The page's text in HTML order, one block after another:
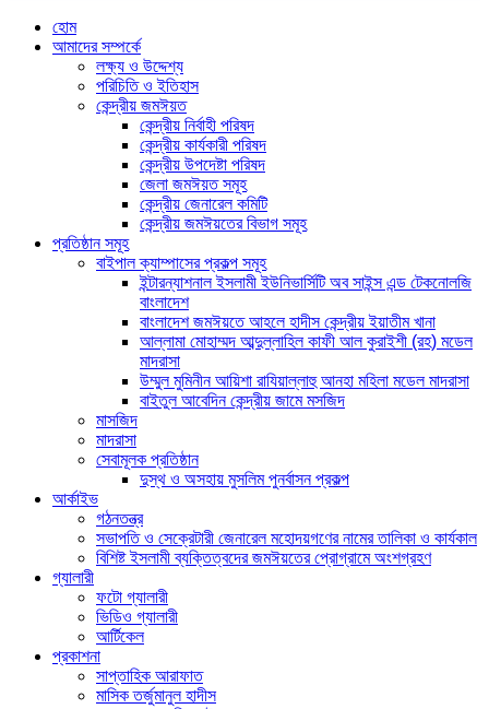
হোম
আমাদের সম্পর্কে
লক্ষ্য ও উদ্দেশ্য
পরিচিতি ও ইতিহাস
কেন্দ্রীয় জমঈয়ত
কেন্দ্রীয় নির্বাহী পরিষদ
কেন্দ্রীয় কার্যকারী পরিষদ
কেন্দ্রীয় উপদেষ্টা পরিষদ
জেলা জমঈয়ত সমূহ
কেন্দ্রীয় জেনারেল কমিটি
কেন্দ্রীয় জমঈয়তের বিভাগ সমূহ
প্রতিষ্ঠান সমূহ
বাইপাল ক্যাম্পাসের প্রকল্প সমূহ
ইন্টারন্যাশনাল ইসলামী ইউনিভার্সিটি অব সাইন্স এন্ড টেকনোলজি
বাংলাদেশ
বাংলাদেশ জমঈয়তে আহলে হাদীস কেন্দ্রীয় ইয়াতীম খানা
আল্লামা মোহাম্মদ আব্দুল্লাহিল কাফী আল কুরাইশী (রহ) মডেল
মাদরাসা
উম্মুল মুমিনীন আয়িশা রাযিয়াল্লাহু আনহা মহিলা মডেল মাদরাসা
বাইতুল আবেদিন কেন্দ্রীয় জামে মসজিদ
মাসজিদ
মাদরাসা
সেবামূলক প্রতিষ্ঠান
দুস্থ ও অসহায় মুসলিম পুনর্বাসন প্রকল্প
আর্কাইভ
গঠনতন্ত্র
সভাপতি ও সেক্রেটারী জেনারেল মহোদয়গণের নামের তালিকা ও কার্যকাল
বিশিষ্ট ইসলামী ব্যক্তিত্বদের জমঈয়তের প্রোগ্রামে অংশগ্রহণ
গ্যালারী
ফটো গ্যালারী
ভিডিও গ্যালারী
আর্টিকেল
প্রকাশনা
সাপ্তাহিক আরাফাত
মাসিক তর্জুমানুল হাদীস